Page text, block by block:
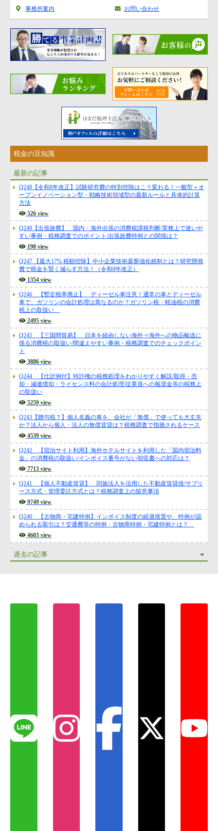
事務所案内 お問い合わせ
税金の豆知識
最新の記事
Q248【令和8年改正】試験研究費の特別控除はこう変わる！一般型＋オ
ープンイノベーション型・戦略技術領域型の最新ルールと具体的計算
方法
526 view
Q249【出張旅費】 国内・海外出張の消費税課税判断/実務上で迷いや
すい事例・税務調査でのポイント/出張旅費特例との関係は？
190 view
Q247 【最大17% 税額控除】中小企業技術基盤強化税制とは？研究開発
費で税金を賢く減らす方法！（令和8年改正）
1354 view
Q246 【暫定税率廃止】 ディーゼル車注意！通常の車とディーゼル
車で、ガソリンの会計処理は異なるのか？ガソリン税・軽油税の消費
税上の取扱い
2495 view
Q245 【三国間貿易】 日本を経由しない海外⇒海外への物品輸送に
係る消費税の取扱い/間違えやすい事例・税務調査でのチェックポイン
ト
3886 view
Q244 【仕訳例付】特許権の税務処理をわかりやすく解説/取得・売
却・減価償却・ライセンス料の会計処理/従業員への報奨金等の税務上
の取扱い
5259 view
Q243【贈与税？】個人名義の車を、会社が「無償」で使っても大丈夫
か？法人から個人・法人の無償賃貸は？税務調査で指摘されるケース
4539 view
Q242 【宿泊サイト利用】海外ホテルサイトを利用した「国内宿泊料
金」の消費税の取扱い/インボイス番号がない領収書への対応は？
7713 view
Q241 【個人不動産賃貸】 同族法人を活用した不動産賃貸借/サブリ
ース方式・管理委託方式とは？税務調査上の留意事項
9749 view
Q240 【古物商・宅建特例】インボイス制度の経過措置や、特例が認
められる取引は？交通費等の特例・古物商特例・宅建特例とは？
4603 view
過去の記事